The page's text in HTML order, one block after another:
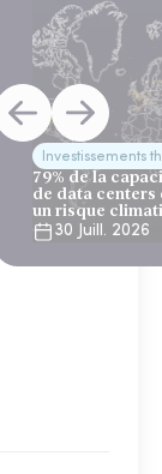
Investissements
79% de la
de data centers
un risque
30 Juill. 2026